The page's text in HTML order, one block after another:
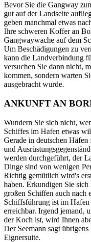
Bevor Sie die Gangway
gut auf der Landseite
geben manchmal etwas
Ihre schweren Koffer an
Gangwaywache auf dem
Um Beschädigungen zu
kann die Landverbindung
versuchen Sie dann nicht,
kommen, sondern warten
ausgebracht wurde.
ANKUNFT AN
Wundern Sie sich nicht,
Schiffes im Hafen etwas
Gerade in deutschen
und
werden durchgeführt, der
Dinge sind von wenigen
Richtig gemütlich wird's
haben. Erkundigen Sie
großen Schiffen auch nach
Schiffsführung ist im
erreichbar. Irgend jemand,
der Koch ist, wird Ihnen
Der Seemann sagt
Eignersuite.